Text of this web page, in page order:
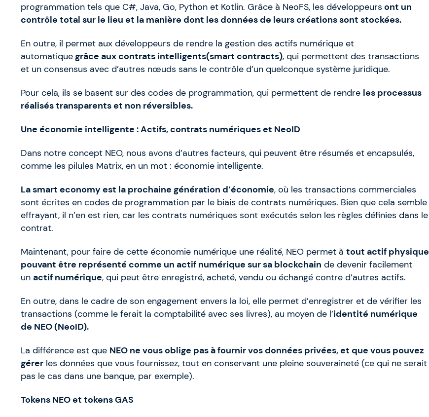
programmation tels que C#, Java, Go, Python et Kotlin. Grâce à NeoFS, les développeurs ont un
contrôle total sur le lieu et la manière dont les données de leurs créations sont stockées.
En outre, il permet aux développeurs de rendre la gestion des actifs numérique et
automatiquegrâce auxcontrats intelligents(smart contracts), qui permettent des transactions
et un consensus avec d’autres nœuds sans le contrôle d’un quelconque système juridique.
Pour cela, ils se basent sur des codes de programmation, qui permettent de rendre les processus
réalisés transparents et non réversibles.
Une économie intelligente : Actifs, contrats numériques et NeoID
Dans notre concept NEO, nous avons d’autres facteurs, qui peuvent être résumés et encapsulés,
comme les pilules Matrix, en un mot : économie intelligente.
La smart economy est la prochaine génération d’économie, où les transactions commerciales
sont écrites en codes de programmation par le biais de contrats numériques. Bien que cela semble
effrayant, il n’en est rien, car les contrats numériques sont exécutés selon les règles définies dans le
contrat.
Maintenant, pour faire de cette économie numérique une réalité, NEO permet à tout actif physique
pouvant être représenté comme un actif numérique sur sa blockchain de devenir facilement
un actif numérique, qui peut être enregistré, acheté, vendu ou échangé contre d’autres actifs.
En outre, dans le cadre de son engagement envers la loi, elle permet d’enregistrer et de vérifier les
transactions (comme le ferait la comptabilité avec ses livres), au moyen de l’identité numérique
de NEO (NeoID).
La différence est que NEO ne vous oblige pas à fournir vos données privées, et que vous pouvez
gérer les données que vous fournissez, tout en conservant une pleine souveraineté (ce qui ne serait
pas le cas dans une banque, par exemple).
Tokens NEO et tokens GAS